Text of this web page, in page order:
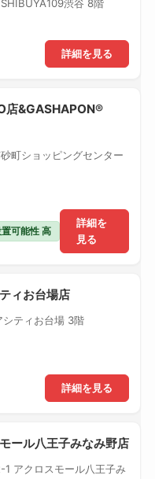
渋谷 8階
詳細を見る
店&GASHAPON®
町ショッピングセンター
詳細を
見る
可能性 高
ィお台場店
ティお台場 3階
詳細を見る
ール八王子みなみ野店
アクロスモール八王子み